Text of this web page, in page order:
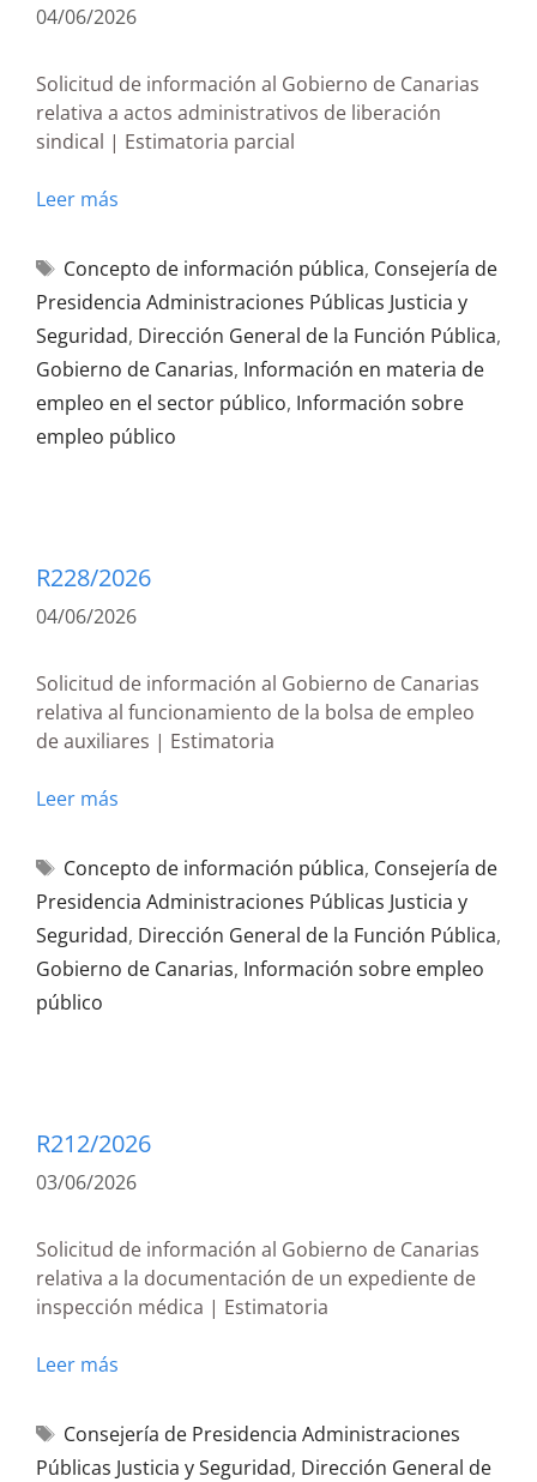
04/06/2026
Solicitud de información al Gobierno de Canarias
relativa a actos administrativos de liberación
sindical | Estimatoria parcial
Leer más
Concepto de información pública, Consejería de
Presidencia Administraciones Públicas Justicia y
Seguridad, Dirección General de la Función Pública,
Gobierno de Canarias, Información en materia de
empleo en el sector público, Información sobre
empleo público
R228/2026
04/06/2026
Solicitud de información al Gobierno de Canarias
relativa al funcionamiento de la bolsa de empleo
de auxiliares | Estimatoria
Leer más
Concepto de información pública, Consejería de
Presidencia Administraciones Públicas Justicia y
Seguridad, Dirección General de la Función Pública,
Gobierno de Canarias, Información sobre empleo
público
R212/2026
03/06/2026
Solicitud de información al Gobierno de Canarias
relativa a la documentación de un expediente de
inspección médica | Estimatoria
Leer más
Consejería de Presidencia Administraciones
Públicas Justicia y Seguridad, Dirección General de